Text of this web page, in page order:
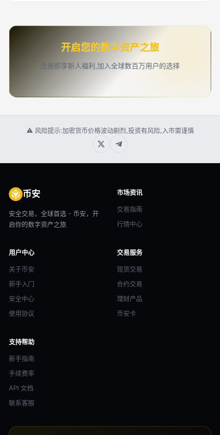
开启您的数字资产之旅
注册即享新人福利,加入全球数百万用户的选择
⚠ 风险提示:加密货币价格波动剧烈,投资有风险,入市需谨慎
币安
安全交易，全球首选 - 币安，开
启你的数字资产之旅
市场资讯
交易指南
行情中心
用户中心
关于币安
新手入门
安全中心
使用协议
交易服务
现货交易
合约交易
理财产品
币安卡
支持帮助
新手指南
手续费率
API 文档
联系客服